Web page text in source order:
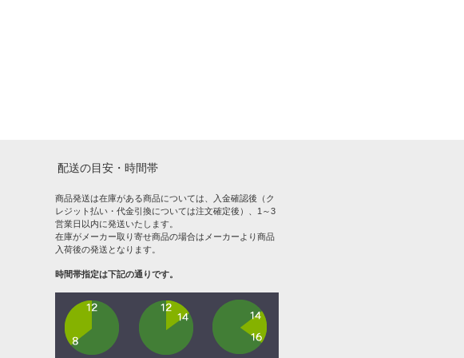
配送の目安・時間帯
商品発送は在庫がある商品については、入金確認後（ク
レジット払い・代金引換については注文確定後）、1～3
営業日以内に発送いたします。
在庫がメーカー取り寄せ商品の場合はメーカーより商品
入荷後の発送となります。
時間帯指定は下記の通りです。